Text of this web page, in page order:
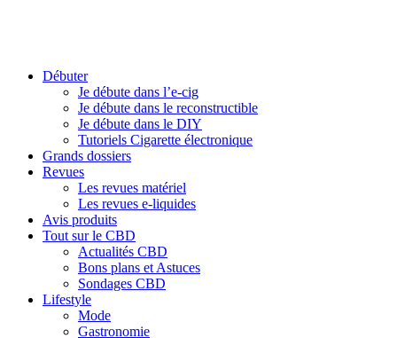
Débuter
Je débute dans l’e-cig
Je débute dans le reconstructible
Je débute dans le DIY
Tutoriels Cigarette électronique
Grands dossiers
Revues
Les revues matériel
Les revues e-liquides
Avis produits
Tout sur le CBD
Actualités CBD
Bons plans et Astuces
Sondages CBD
Lifestyle
Mode
Gastronomie